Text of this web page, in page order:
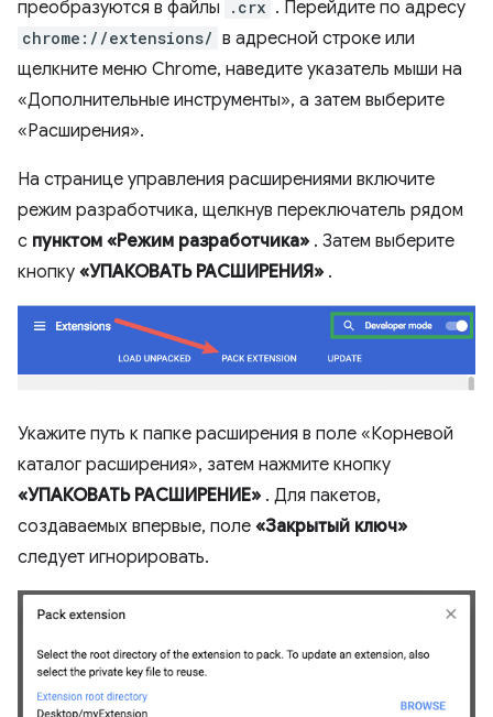
преобразуются в файлы
.crx . Перейдите по адресу
chrome://extensions/ в адресной строке или
щелкните меню Chrome, наведите указатель мыши на
«Дополнительные инструменты», а затем выберите
«Расширения».
На странице управления расширениями включите
режим разработчика, щелкнув переключатель рядом
с пунктом «Режим разработчика» . Затем выберите
кнопку «УПАКОВАТЬ РАСШИРЕНИЯ» .
Укажите путь к папке расширения в поле «Корневой
каталог расширения», затем нажмите кнопку
«УПАКОВАТЬ РАСШИРЕНИЕ» . Для пакетов,
создаваемых впервые, поле «Закрытый ключ»
следует игнорировать.